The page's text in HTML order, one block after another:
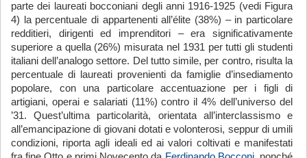
parte dei laureati bocconiani degli anni 1916-1925 (vedi Figura
4) la percentuale di appartenenti all’élite (38%) – in particolare
redditieri, dirigenti ed imprenditori – era significativamente
superiore a quella (26%) misurata nel 1931 per tutti gli studenti
italiani dell’analogo settore. Del tutto simile, per contro, risulta la
percentuale di laureati provenienti da famiglie d’insediamento
popolare, con una particolare accentuazione per i figli di
artigiani, operai e salariati (11%) contro il 4% dell’universo del
’31. Quest’ultima particolarità, orientata all’interclassismo e
all’emancipazione di giovani dotati e volonterosi, seppur di umili
condizioni, riporta agli ideali ed ai valori coltivati e manifestati